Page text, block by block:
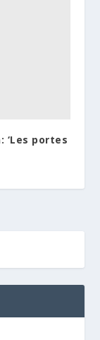
‘Les portes